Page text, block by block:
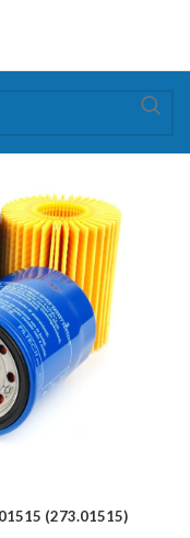
(273.01515)